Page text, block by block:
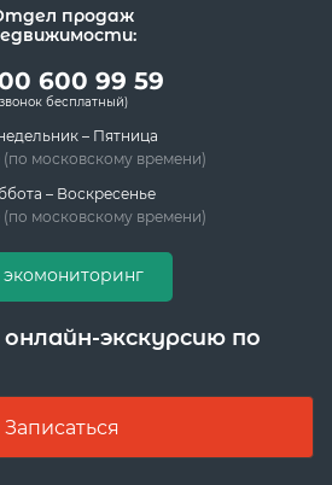
продаж
600 99 59
бесплатный)
– Пятница
(по московскому времени)
– Воскресенье
(по московскому времени)
экомониторинг
экскурсию по
Записаться